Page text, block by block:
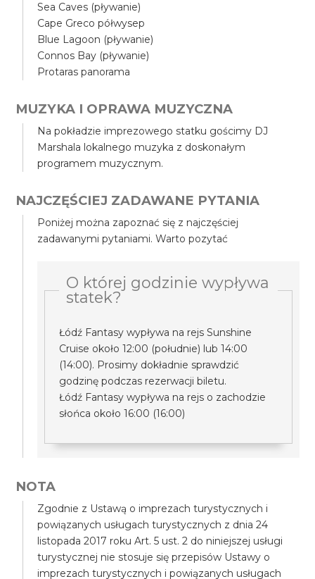
Sea Caves (pływanie)
Cape Greco półwysep
Blue Lagoon (pływanie)
Connos Bay (pływanie)
Protaras panorama
MUZYKA I OPRAWA MUZYCZNA
Na pokładzie imprezowego statku gościmy DJ
Marshala lokalnego muzyka z doskonałym
programem muzycznym.
NAJCZĘŚCIEJ ZADAWANE PYTANIA
Poniżej można zapoznać się z najczęściej
zadawanymi pytaniami. Warto pozytać
O której godzinie wypływa
statek?
Łódź Fantasy wypływa na rejs Sunshine
Cruise około 12:00 (południe) lub 14:00
(14:00). Prosimy dokładnie sprawdzić
godzinę podczas rezerwacji biletu.
Łódź Fantasy wypływa na rejs o zachodzie
słońca około 16:00 (16:00)
NOTA
Zgodnie z Ustawą o imprezach turystycznych i
powiązanych usługach turystycznych z dnia 24
listopada 2017 roku Art. 5 ust. 2 do niniejszej usługi
turystycznej nie stosuje się przepisów Ustawy o
imprezach turystycznych i powiązanych usługach